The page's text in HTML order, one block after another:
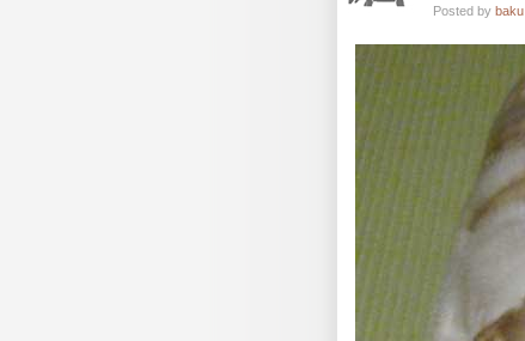
Posted by baku